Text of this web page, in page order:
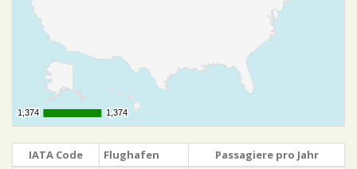
1,374
1,374 1,374
1,374
IATA Code Flughafen
Passagiere pro Jahr